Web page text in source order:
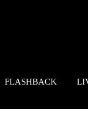
FLASHBACK